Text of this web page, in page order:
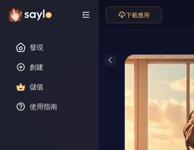
發現
創建
儲值
使用指南
下載應用